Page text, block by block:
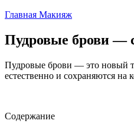
Главная Макияж
Пудровые брови —
Пудровые брови — это новый
естественно и сохраняются на
Содержание